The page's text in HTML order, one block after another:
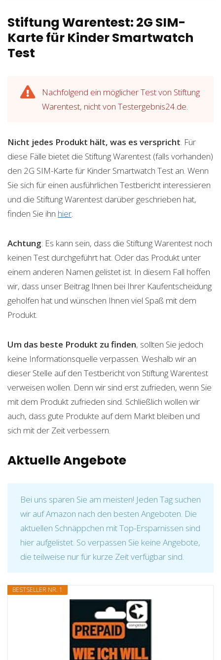
Stiftung Warentest: 2G SIM-
Karte für Kinder Smartwatch
Test
Nachfolgend ein möglicher Test von Stiftung
Warentest, nicht von Testergebnis24.de.
Nicht jedes Produkt hält, was es verspricht. Für
diese Fälle bietet die Stiftung Warentest (falls vorhanden)
den 2G SIM-Karte für Kinder Smartwatch Test an. Wenn
Sie sich für einen ausführlichen Testbericht interessieren
und die Stiftung Warentest darüber geschrieben hat,
finden Sie ihn hier.
Achtung: Es kann sein, dass die Stiftung Warentest noch
keinen Test durchgeführt hat. Oder das Produkt unter
einem anderen Namen gelistet ist. In diesem Fall hoffen
wir, dass unser Beitrag Ihnen bei Ihrer Kaufentscheidung
geholfen hat und wünschen Ihnen viel Spaß mit dem
Produkt.
Um das beste Produkt zu finden, sollten Sie jedoch
keine Informationsquelle verpassen. Weshalb wir an
dieser Stelle auf den Testbericht von Stiftung Warentest
verweisen wollen. Denn wir sind erst zufrieden, wenn Sie
mit dem Produkt zufrieden sind. Schließlich wollen wir
auch, dass gute Produkte auf dem Markt bleiben und
sich mit der Zeit verbessern.
Aktuelle Angebote
Bei uns sparen Sie am meisten! Jeden Tag suchen
wir auf Amazon nach den besten Angeboten. Die
aktuellen Schnäppchen mit Top-Ersparnissen sind
hier aufgelistet. So verpassen Sie keine Angebote,
die teilweise nur für kurze Zeit verfügbar sind.
BESTSELLER NR. 1